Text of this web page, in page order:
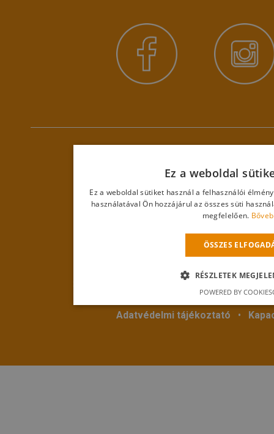
Hevestherm Kft.
3360 Heves, Egri út 18. • Telefon:
Adatvédelmi tájékoztató •
Ez a weboldal
Ez a weboldal sütiket használ a felhasználói
használatával Ön hozzájárul az összes süti
megfelelően.
ÖSSZES
RÉSZLETEK
POWERED BY